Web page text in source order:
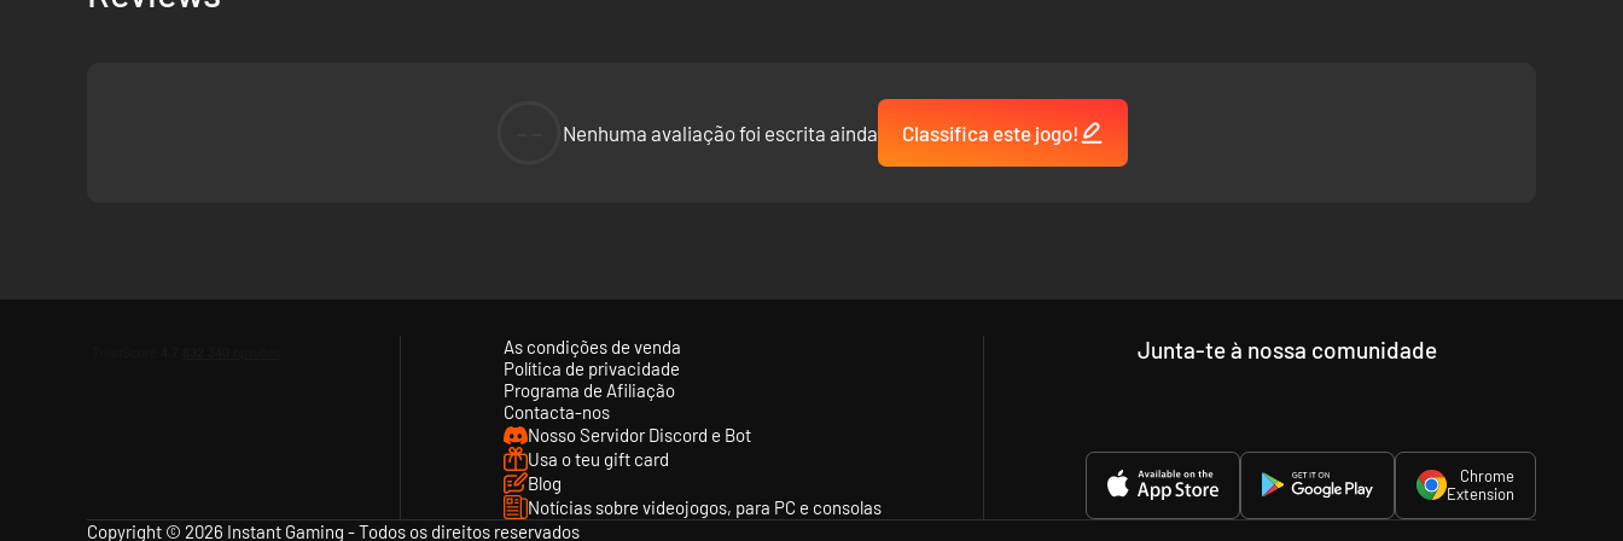
Nenhuma avaliação foi escrita ainda Classifica este jogo!
As condições de venda
Política de privacidade
Programa de Afiliação
Contacta-nos
Nosso Servidor Discord e Bot
Usa o teu gift card
Blog
Notícias sobre videojogos, para PC e consolas
Junta-te à nossa comunidade
Chrome
Extension
Copyright © 2026 Instant Gaming - Todos os direitos reservados